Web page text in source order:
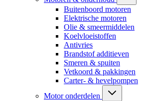
Buitenboord motoren
Elektrische motoren
Olie & smeermiddelen
Koelvloeistoffen
Antivries
Brandstof additieven
Smeren & spuiten
Vetkoord & pakkingen
Carter- & hevelpompen
Motor onderdelen